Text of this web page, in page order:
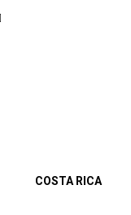
COSTA RICA